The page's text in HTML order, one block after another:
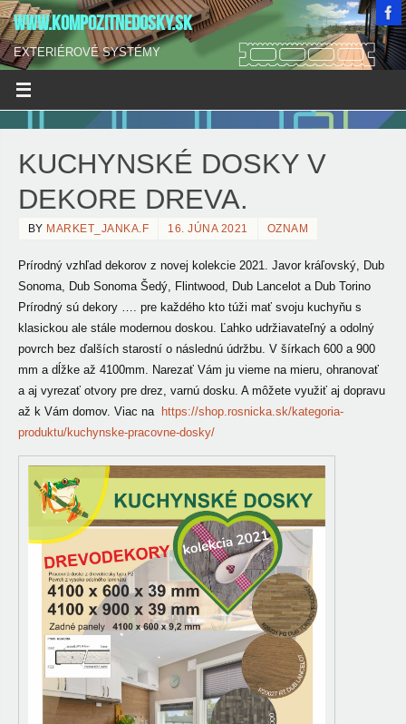
WWW.KOMPOZITNEDOSKY.SK
EXTERIÉROVÉ SYSTÉMY
KUCHYNSKÉ DOSKY V
DEKORE DREVA.
BY MARKET_JANKA.F 16. JÚNA 2021 OZNAM
Prírodný vzhľad dekorov z novej kolekcie 2021. Javor kráľovský, Dub
Sonoma, Dub Sonoma Šedý, Flintwood, Dub Lancelot a Dub Torino
Prírodný sú dekory …. pre každého kto túži mať svoju kuchyňu s
klasickou ale stále modernou doskou. Ľahko udržiavateľný a odolný
povrch bez ďalších starostí o následnú údržbu. V šírkach 600 a 900
mm a dĺžke až 4100mm. Narezať Vám ju vieme na mieru, ohranovať
a aj vyrezať otvory pre drez, varnú dosku. A môžete využiť aj dopravu
až k Vám domov. Viac na
https://shop.rosnicka.sk/kategoria-
produktu/kuchynske-pracovne-dosky/